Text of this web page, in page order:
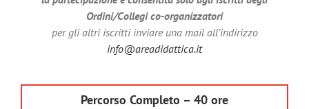
Ordini/Collegi co-organizzatori
per gli altri iscritti inviare una mail all’indirizzo
info@areadidattica.it
Percorso Completo – 40 ore